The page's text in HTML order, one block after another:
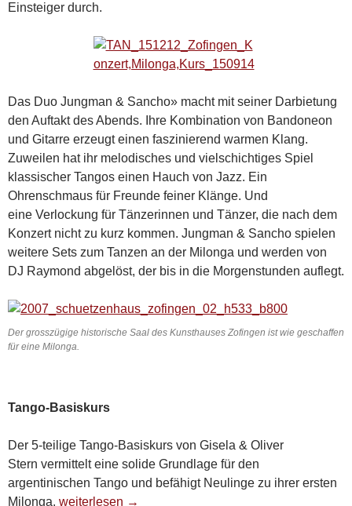
Einsteiger durch.
Das Duo Jungman & Sancho» macht mit seiner Darbietung
den Auftakt des Abends. Ihre Kombination von Bandoneon
und Gitarre erzeugt einen faszinierend warmen Klang.
Zuweilen hat ihr melodisches und vielschichtiges Spiel
klassischer Tangos einen Hauch von Jazz. Ein
Ohrenschmaus für Freunde feiner Klänge. Und
eine Verlockung für Tänzerinnen und Tänzer, die nach dem
Konzert nicht zu kurz kommen. Jungman & Sancho spielen
weitere Sets zum Tanzen an der Milonga und werden von
DJ Raymond abgelöst, der bis in die Morgenstunden auflegt.
Der grosszügige historische Saal des Kunsthauses Zofingen ist wie geschaffen
für eine Milonga.
Tango-Basiskurs
Der 5-teilige Tango-Basiskurs von Gisela & Oliver
Stern vermittelt eine solide Grundlage für den
argentinischen Tango und befähigt Neulinge zu ihrer ersten
Milonga. Samstag, 12. Dezember 2015: Konzert und Milonga
weiterlesen →